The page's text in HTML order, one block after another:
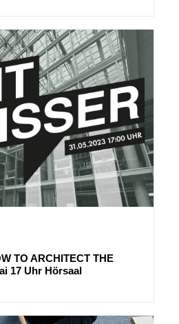
TO ARCHITECT THE
17 Uhr Hörsaal